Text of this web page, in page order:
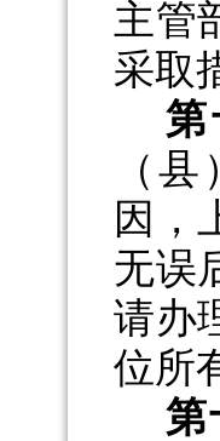
主管
采取
（
因，
无误
请办
位所
第